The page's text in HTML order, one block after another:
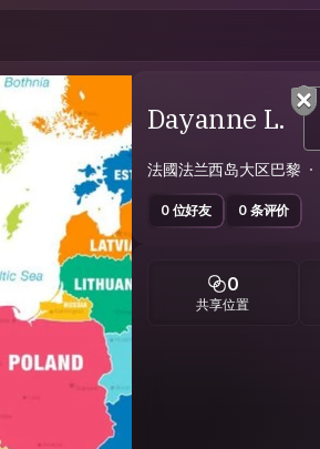
Dayanne L.
法國法兰西岛大区巴黎
0 位好友 0 条评价
0
共享位置